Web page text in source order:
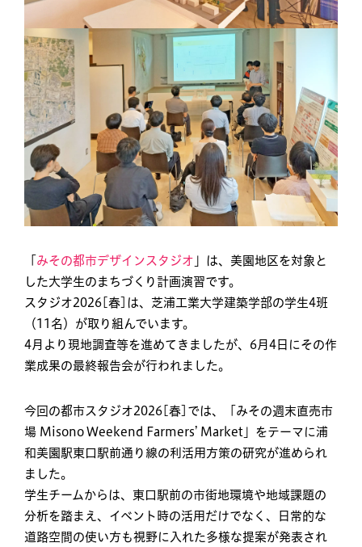
みその都市デザインスタジオ 」は、美園地区を対象と
した大学生のまちづくり計画演習です。
スタジオ2026[春]は、芝浦工業大学建築学部の学生4班
（11名）が取り組んでいます。
4月より現地調査等を進めてきましたが、6月4日にその作
業成果の最終報告会が行われました。
今回の都市スタジオ2026[春]では、「みその週末直売市
場 Misono Weekend Farmers’ Market」をテーマに浦
和美園駅東口駅前通り線の利活用方策の研究が進められ
ました。
学生チームからは、東口駅前の市街地環境や地域課題の
分析を踏まえ、イベント時の活用だけでなく、日常的な
道路空間の使い方も視野に入れた多様な提案が発表され